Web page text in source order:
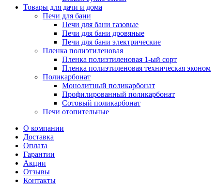
Товары для дачи и дома
Печи для бани
Печи для бани газовые
Печи для бани дровяные
Печи для бани электрические
Пленка полиэтиленовая
Пленка полиэтиленовая 1-ый сорт
Пленка полиэтиленовая техническая эконом
Поликарбонат
Монолитный поликарбонат
Профилированный поликарбонат
Сотовый поликарбонат
Печи отопительные
О компании
Доставка
Оплата
Гарантии
Акции
Отзывы
Контакты